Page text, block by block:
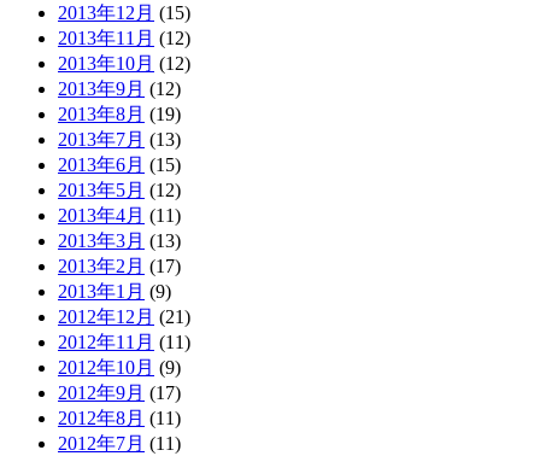
2013年12月 (15)
2013年11月 (12)
2013年10月 (12)
2013年9月 (12)
2013年8月 (19)
2013年7月 (13)
2013年6月 (15)
2013年5月 (12)
2013年4月 (11)
2013年3月 (13)
2013年2月 (17)
2013年1月 (9)
2012年12月 (21)
2012年11月 (11)
2012年10月 (9)
2012年9月 (17)
2012年8月 (11)
2012年7月 (11)